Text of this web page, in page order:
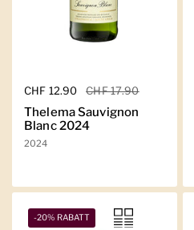
Regulärer Preis
CHF 12.90 Sale-Preis
CHF 17.90
Thelema Sauvignon
Blanc 2024
2024
-20% RABATT